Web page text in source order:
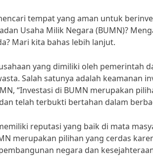
tempat yang aman untuk
Usaha Milik Negara (BUMN)?
Mari kita bahas lebih lanjut.
yang dimiliki oleh pemerintah
Salah satunya adalah keamanan
“Investasi di BUMN merupakan
telah terbukti bertahan dalam
reputasi yang baik di mata
merupakan pilihan yang cerdas
negara dan